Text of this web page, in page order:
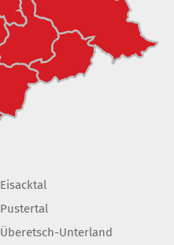
Eisacktal
Pustertal
Überetsch-Unterland